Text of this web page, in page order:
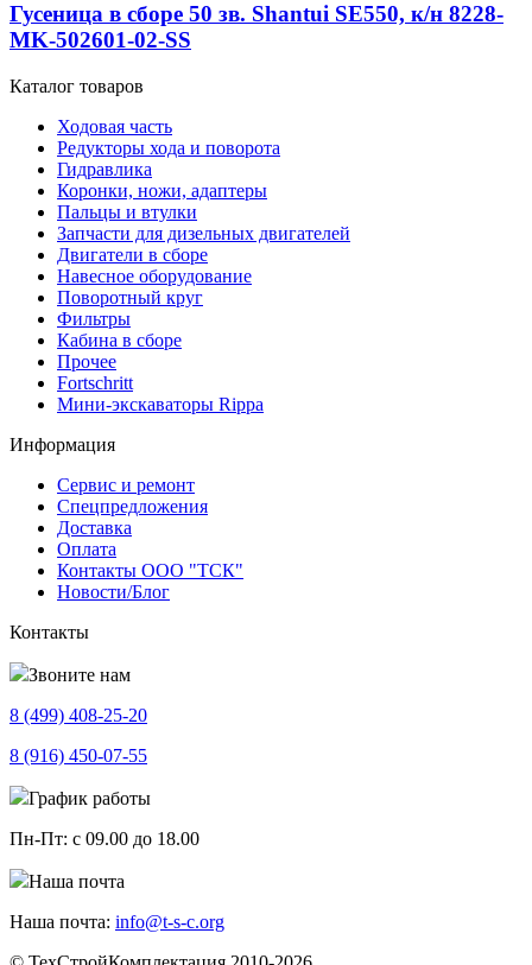
Гусеница в сборе 50 зв. Shantui SE550, к/н 8228-
MK-502601-02-SS
Каталог товаров
Ходовая часть
Редукторы хода и поворота
Гидравлика
Коронки, ножи, адаптеры
Пальцы и втулки
Запчасти для дизельных двигателей
Двигатели в сборе
Навесное оборудование
Поворотный круг
Фильтры
Кабина в сборе
Прочее
Fortschritt
Мини-экскаваторы Rippa
Информация
Сервис и ремонт
Спецпредложения
Доставка
Оплата
Контакты ООО "ТСК"
Новости/Блог
Контакты
Звоните нам
8 (499) 408-25-20
8 (916) 450-07-55
График работы
Пн-Пт: с 09.00 до 18.00
Наша почта
Наша почта: info@t-s-c.org